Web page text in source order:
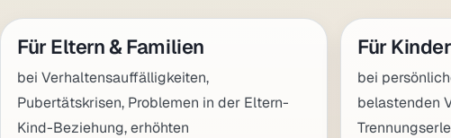
Für Eltern & Familien
bei Verhaltensauffälligkeiten,
Pubertätskrisen, Problemen in der Eltern-
Kind-Beziehung, erhöhten
Für
bei
belastenden